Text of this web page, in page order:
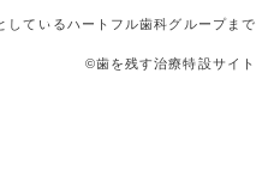
しているハートフル歯科グループまで
©歯を残す治療特設サイト